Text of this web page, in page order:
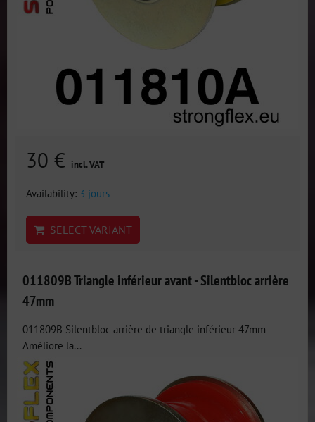
30 € incl. VAT
Availability: 3 jours
SELECT VARIANT
011809B Triangle inférieur avant - Silentbloc arrière
47mm
011809B Silentbloc arrière de triangle inférieur 47mm -
Améliore la...